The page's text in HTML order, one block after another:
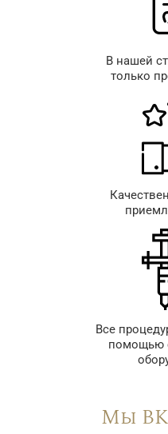
В нашей
только
Все
помощью
Мы